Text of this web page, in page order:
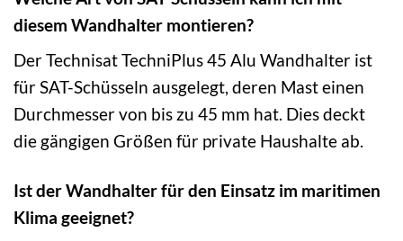
diesem Wandhalter montieren?
Der Technisat TechniPlus 45 Alu Wandhalter ist
für SAT-Schüsseln ausgelegt, deren Mast einen
Durchmesser von bis zu 45 mm hat. Dies deckt
die gängigen Größen für private Haushalte ab.
Ist der Wandhalter für den Einsatz im maritimen
Klima geeignet?